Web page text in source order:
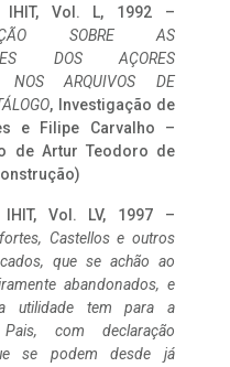
IHIT, Vol. L, 1992 –
SOBRE AS
DOS AÇORES
NOS ARQUIVOS DE
, Investigação de
e Filipe Carvalho –
de Artur Teodoro de
Vol. LV, 1997 –
Castellos e outros
que se achão ao
abandonados, e
utilidade tem para a
com declaração
se podem desde já